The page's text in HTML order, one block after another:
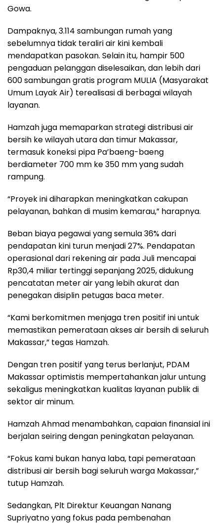
Gowa.
Dampaknya, 3.114 sambungan rumah yang
sebelumnya tidak teraliri air kini kembali
mendapatkan pasokan. Selain itu, hampir 500
pengaduan pelanggan diselesaikan, dan lebih dari
600 sambungan gratis program MULIA (Masyarakat
Umum Layak Air) terealisasi di berbagai wilayah
layanan.
Hamzah juga memaparkan strategi distribusi air
bersih ke wilayah utara dan timur Makassar,
termasuk koneksi pipa Pa’baeng-baeng
berdiameter 700 mm ke 350 mm yang sudah
rampung.
“Proyek ini diharapkan meningkatkan cakupan
pelayanan, bahkan di musim kemarau,” harapnya.
Beban biaya pegawai yang semula 36% dari
pendapatan kini turun menjadi 27%. Pendapatan
operasional dari rekening air pada Juli mencapai
Rp30,4 miliar tertinggi sepanjang 2025, didukung
pencatatan meter air yang lebih akurat dan
penegakan disiplin petugas baca meter.
“Kami berkomitmen menjaga tren positif ini untuk
memastikan pemerataan akses air bersih di seluruh
Makassar,” tegas Hamzah.
Dengan tren positif yang terus berlanjut, PDAM
Makassar optimistis mempertahankan jalur untung
sekaligus meningkatkan kualitas layanan publik di
sektor air minum.
Hamzah Ahmad menambahkan, capaian finansial ini
berjalan seiring dengan peningkatan pelayanan.
“Fokus kami bukan hanya laba, tapi pemerataan
distribusi air bersih bagi seluruh warga Makassar,”
tutup Hamzah.
Sedangkan, Plt Direktur Keuangan Nanang
Supriyatno yang fokus pada pembenahan